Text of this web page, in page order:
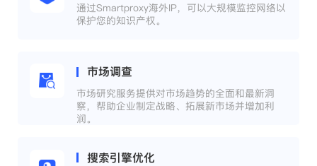
通过Smartproxy海外IP，可以大规模监控网络以
保护您的知识产权。
市场调查
市场研究服务提供对市场趋势的全面和最新洞
察，帮助企业制定战略、拓展新市场并增加利
润。
搜索引擎优化